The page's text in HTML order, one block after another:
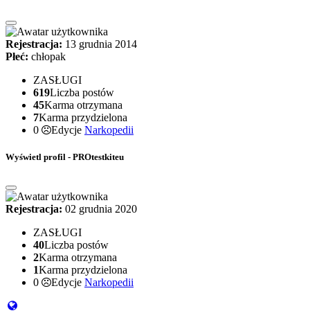
Rejestracja: 13 grudnia 2014
Płeć: chłopak
ZASŁUGI
619Liczba postów
45Karma otrzymana
7Karma przydzielona
0
Edycje Narkopedii
Wyświetl profil - PROtestkiteu
Rejestracja: 02 grudnia 2020
ZASŁUGI
40Liczba postów
2Karma otrzymana
1Karma przydzielona
0
Edycje Narkopedii